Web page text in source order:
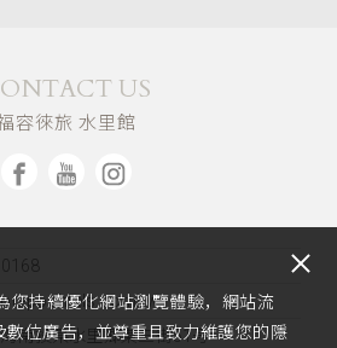
US
容徠旅 水里館
poshtels.com.tw
南投県水里郷東三街51号
您持續優化網站瀏覽體驗，網站流
數位廣告，並尊重且致力維護您的隱